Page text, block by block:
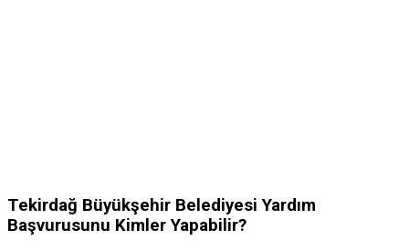
Tekirdağ Büyükşehir Belediyesi Yardım
Başvurusunu Kimler Yapabilir?